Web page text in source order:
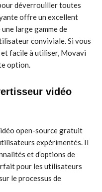
déverrouiller toutes
offre un excellent
large gamme de
conviviale. Si vous
facile à utiliser, Movavi
option.
vidéo
open-source gratuit
expérimentés. Il
et d’options de
pour les utilisateurs
le processus de